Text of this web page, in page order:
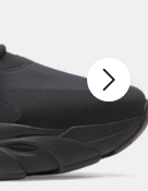
Ol
var mı? Giriş yap